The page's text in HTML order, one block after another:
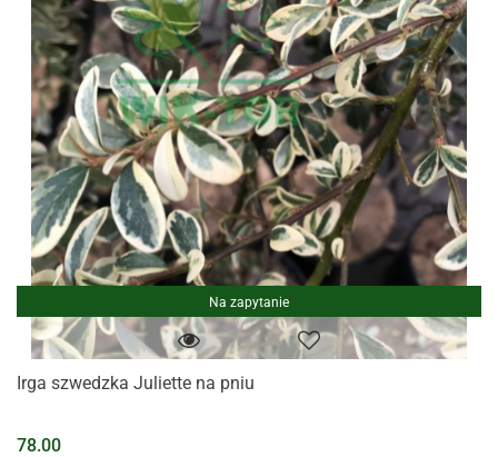
Na zapytanie
Irga szwedzka Juliette na pniu
78.00